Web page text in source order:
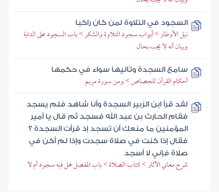
السجود في التلاوة لمن كان راكبا
نيل الأوطار > أبواب سجود التلاوة والشكر > باب السجود على الدابة
وبيان أنه لا يجب بحال
سامع السجدة وتاليها سواء في حكمها
أحكام القرآن للجصاص > ومن سورة مريم
لقد قرأ ابن الزبير السجدة وأنا شاهد فلم يسجد
فقام الحارث بن عبد الله فسجد ثم قال يا أمير
المؤمنين ما منعك أن تسجد إذ قرأت السجدة ؟
فقال إذا كنت في صلاة سجدت وإذا لم أكن في
صلاة فإني لا أسجد
شرح معاني الآثار > كتاب الصلاة > باب المفصل هل فيه سجود أم لا